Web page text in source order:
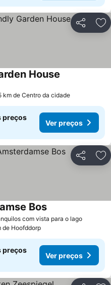
Partilhar
House
km de Centro da cidade
preços
Ver preços
Partilhar
com vista para o lago
Bos
de Hoofddorp
preços
Ver preços